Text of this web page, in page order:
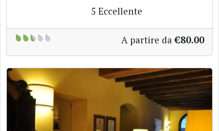
5 Eccellente
A partire da €80.00